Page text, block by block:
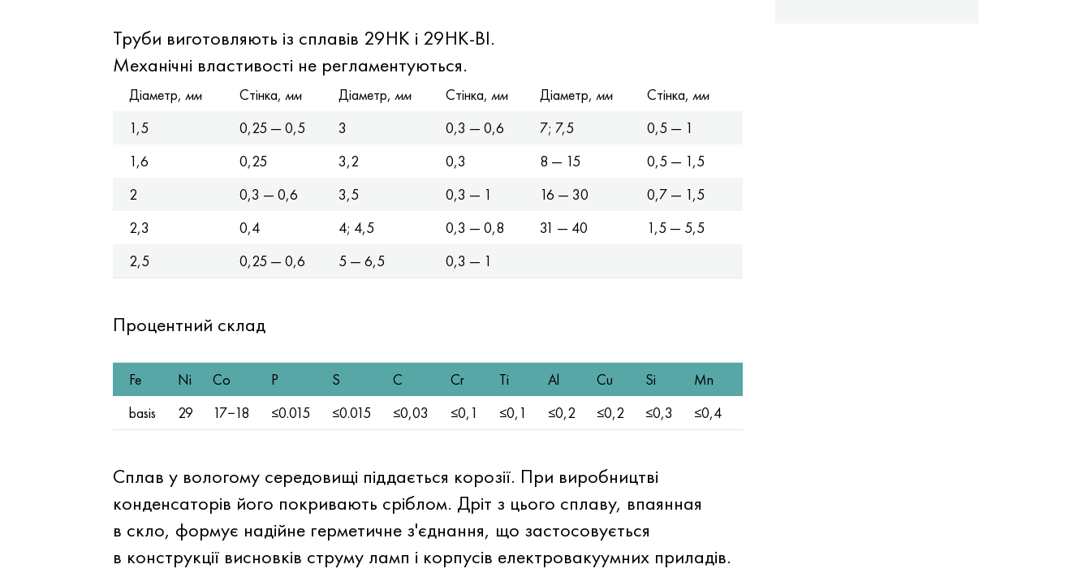
Труби виготовляють із сплавів 29НК і 29НК-ВІ.
Механічні властивості не регламентуються.
Діаметр, мм Стінка, мм Діаметр, мм Стінка, мм Діаметр, мм Стінка, мм
1,5
0,25 — 0,5 3 0,3 — 0,6 7; 7,5
0,5 — 1
1,6
0,25 3,2 0,3 8 — 15
0,5 — 1,5
2
0,3 — 0,6 3,5 0,3 — 1 16 — 30
0,7 — 1,5
2,3
0,4 4; 4,5 0,3 — 0,8 31 — 40
1,5 — 5,5
2,5
0,25 — 0,6 5 — 6,5 0,3 — 1
Процентний склад
Fe Ni Co P S C Cr Ti Al Cu Si
Mn
basis
29 17−18 ≤0.015 ≤0.015 ≤0,03 ≤0,1 ≤0,1 ≤0,2 ≤0,2 ≤0,3 ≤0,4
Сплав у вологому середовищі піддається корозії. При виробництві
конденсаторів його покривають сріблом. Дріт з цього сплаву, впаянная
в скло, формує надійне герметичне з'єднання, що застосовується
в конструкції висновків струму ламп і корпусів електровакуумних приладів.